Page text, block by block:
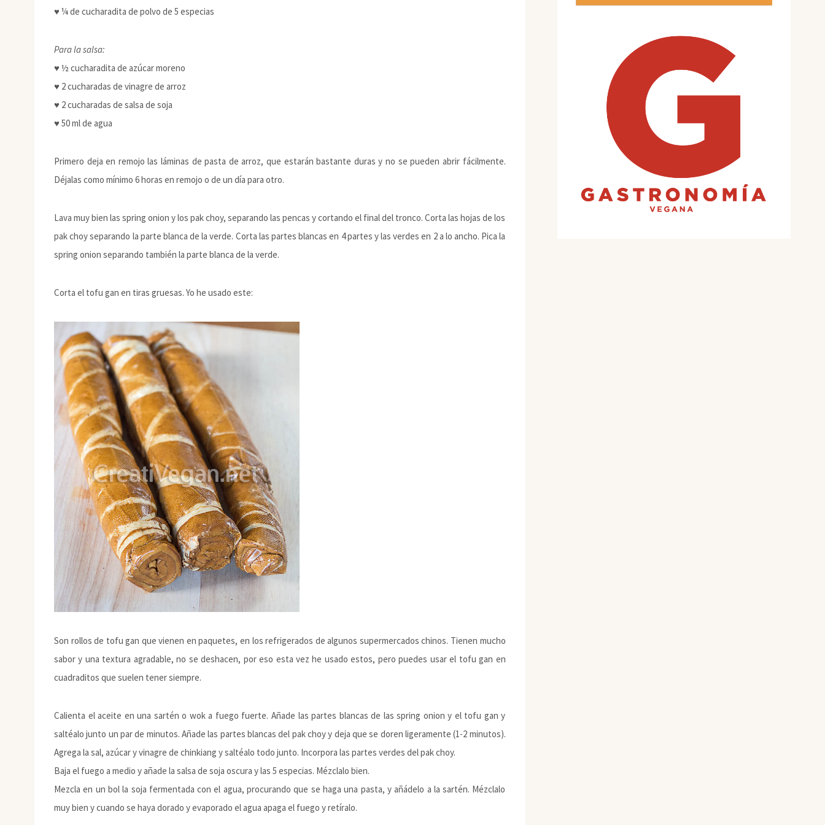
♥ ¼ de cucharadita de polvo de 5 especias
Para la salsa:
♥ ½ cucharadita de azúcar moreno
♥ 2 cucharadas de vinagre de arroz
♥ 2 cucharadas de salsa de soja
♥ 50 ml de agua
Primero deja en remojo las láminas de pasta de arroz, que estarán bastante duras y no se pueden abrir fácilmente.
Déjalas como mínimo 6 horas en remojo o de un día para otro.
Lava muy bien las spring onion y los pak choy, separando las pencas y cortando el final del tronco. Corta las hojas de los
pak choy separando la parte blanca de la verde. Corta las partes blancas en 4 partes y las verdes en 2 a lo ancho. Pica la
spring onion separando también la parte blanca de la verde.
Corta el tofu gan en tiras gruesas. Yo he usado este:
Son rollos de tofu gan que vienen en paquetes, en los refrigerados de algunos supermercados chinos. Tienen mucho
sabor y una textura agradable, no se deshacen, por eso esta vez he usado estos, pero puedes usar el tofu gan en
cuadraditos que suelen tener siempre.
Calienta el aceite en una sartén o wok a fuego fuerte. Añade las partes blancas de las spring onion y el tofu gan y
saltéalo junto un par de minutos. Añade las partes blancas del pak choy y deja que se doren ligeramente (1-2 minutos).
Agrega la sal, azúcar y vinagre de chinkiang y saltéalo todo junto. Incorpora las partes verdes del pak choy.
Baja el fuego a medio y añade la salsa de soja oscura y las 5 especias. Mézclalo bien.
Mezcla en un bol la soja fermentada con el agua, procurando que se haga una pasta, y añádelo a la sartén. Mézclalo
muy bien y cuando se haya dorado y evaporado el agua apaga el fuego y retíralo.